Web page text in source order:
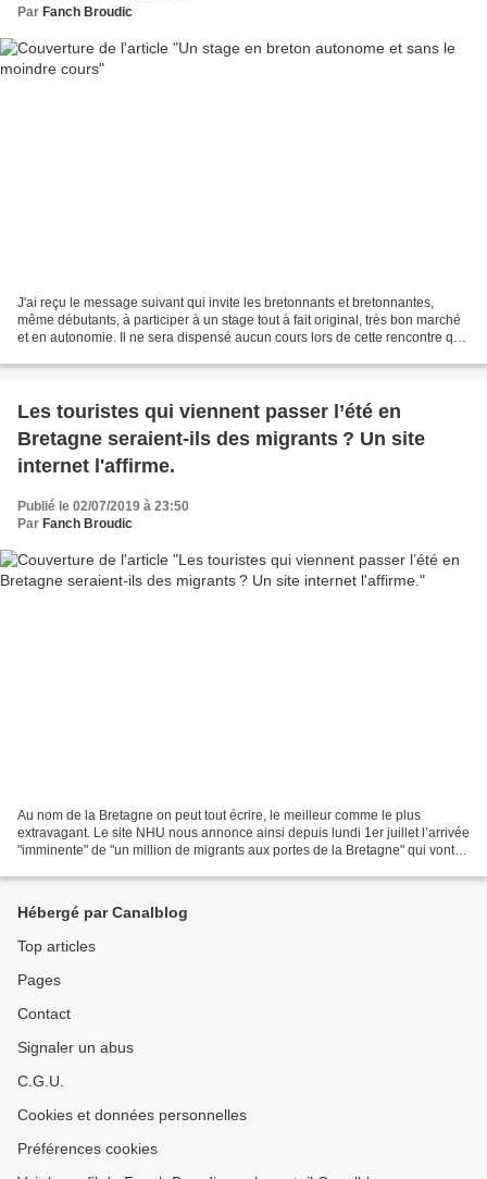
Par Fanch Broudic
J'ai reçu le message suivant qui invite les bretonnants et bretonnantes,
même débutants, à participer à un stage tout à fait original, très bon marché
et en autonomie. Il ne sera dispensé aucun cours lors de cette rencontre qui
Les touristes qui viennent passer l’été en
Bretagne seraient-ils des migrants ? Un site
internet l'affirme.
Publié le 02/07/2019 à 23:50
Par Fanch Broudic
Au nom de la Bretagne on peut tout écrire, le meilleur comme le plus
extravagant. Le site NHU nous annonce ainsi depuis lundi 1er juillet l’arrivée
"imminente" de "un million de migrants aux portes de la Bretagne" qui vont
Hébergé par Canalblog
Top articles
Pages
Contact
Signaler un abus
C.G.U.
Cookies et données personnelles
Préférences cookies